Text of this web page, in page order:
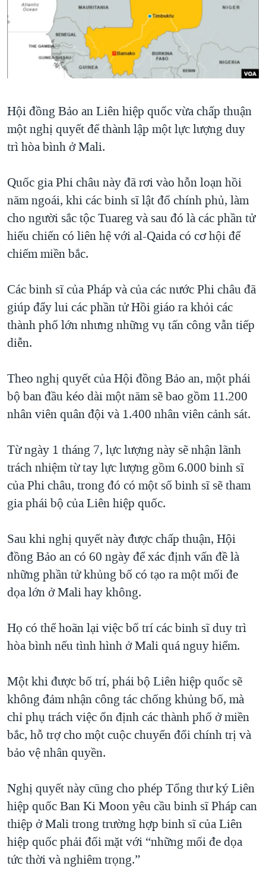
"Tìm"NGƯỜI VIỆT HẢI NGOẠI
ĐỜI SỐNG
KINH TẾ
KHOA HỌC
VĂN HOÁ
THỂ THAO
TẠI
HÀNH TRÌNH BẦU CỬ 2024
MỘT NĂM CHIẾN TRANH TẠI DẢI GAZA
GIẢI MÃ VÀNH ĐAI & CON ĐƯỜNG
TRỊNH VĨNH BÌNH - NGƯỜI HẠ 'BÊN THẮNG CUỘC'
GROUND ZERO – XƯA VÀ NAY
CHI PHÍ CHIẾN TRANH AFGHANISTAN
THƯỢNG ĐỈNH TRUMP-KIM TẠI VIỆT NAM
TRỊNH VĨNH BÌNH VS. CHÍNH PHỦ VIỆT NAM
NGƯ DÂN VIỆT VÀ LÀN SÓNG TRỘM HẢI SÂM
BÊN KIA QUỐC LỘ: TIẾNG VỌNG TỪ NÔNG THÔN MỸ
VIDEO
Ngôn ngữ khác
Hội đồng Bảo an Liên hiệp quốc vừa chấp thuận
một nghị quyết để thành lập một lực lượng duy
trì hòa bình ở Mali.
Quốc gia Phi châu này đã rơi vào hỗn loạn hồi
năm ngoái, khi các binh sĩ lật đổ chính phủ, làm
cho người sắc tộc Tuareg và sau đó là các phần tử
hiếu chiến có liên hệ với al-Qaida có cơ hội để
chiếm miền bắc.
Các binh sĩ của Pháp và của các nước Phi châu đã
giúp đẩy lui các phần tử Hồi giáo ra khỏi các
thành phố lớn nhưng những vụ tấn công vẫn tiếp
diễn.
Theo nghị quyết của Hội đồng Bảo an, một phái
bộ ban đầu kéo dài một năm sẽ bao gồm 11.200
nhân viên quân đội và 1.400 nhân viên cảnh sát.
Từ ngày 1 tháng 7, lực lượng này sẽ nhận lãnh
trách nhiệm từ tay lực lượng gồm 6.000 binh sĩ
của Phi châu, trong đó có một số binh sĩ sẽ tham
gia phái bộ của Liên hiệp quốc.
Sau khi nghị quyết này được chấp thuận, Hội
đồng Bảo an có 60 ngày để xác định vấn đề là
những phần tử khủng bố có tạo ra một mối đe
dọa lớn ở Mali hay không.
Họ có thể hoãn lại việc bố trí các binh sĩ duy trì
hòa bình nếu tình hình ở Mali quá nguy hiểm.
Một khi được bố trí, phái bộ Liên hiệp quốc sẽ
không đảm nhận công tác chống khủng bố, mà
chỉ phụ trách việc ổn định các thành phố ở miền
bắc, hỗ trợ cho một cuộc chuyển đổi chính trị và
bảo vệ nhân quyền.
Nghị quyết này cũng cho phép Tổng thư ký Liên
hiệp quốc Ban Ki Moon yêu cầu binh sĩ Pháp can
thiệp ở Mali trong trường hợp binh sĩ của Liên
hiệp quốc phải đối mặt với “những mối đe dọa
tức thời và nghiêm trọng.”